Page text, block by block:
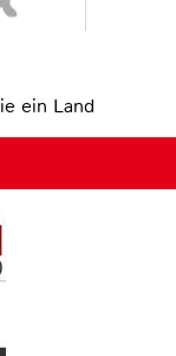
ein Land